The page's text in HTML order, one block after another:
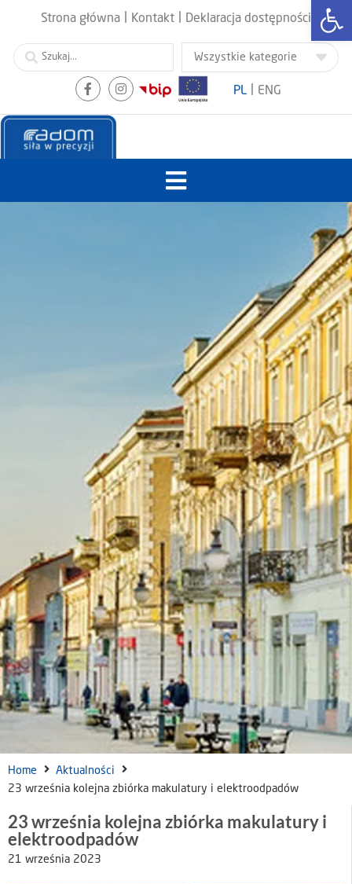
Strona główna Kontakt Deklaracja dostępności
PL ENG
Home
Aktualności
23 września kolejna zbiórka makulatury i elektroodpadów
23 września kolejna zbiórka makulatury i
elektroodpadów
21 września 2023